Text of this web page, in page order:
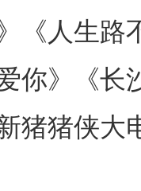
《人生路
你》《长
猪猪侠大